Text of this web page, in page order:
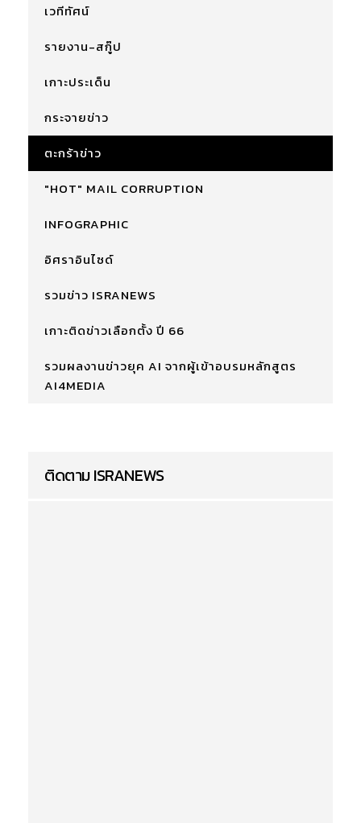
เวทีทัศน์
รายงาน-สกู๊ป
เกาะประเด็น
กระจายข่าว
ตะกร้าข่าว
"HOT" MAIL CORRUPTION
INFOGRAPHIC
อิศราอินไซด์
รวมข่าว ISRANEWS
เกาะติดข่าวเลือกตั้ง ปี 66
รวมผลงานข่าวยุค AI จากผู้เข้าอบรมหลักสูตร
AI4MEDIA
ติดตาม ISRANEWS